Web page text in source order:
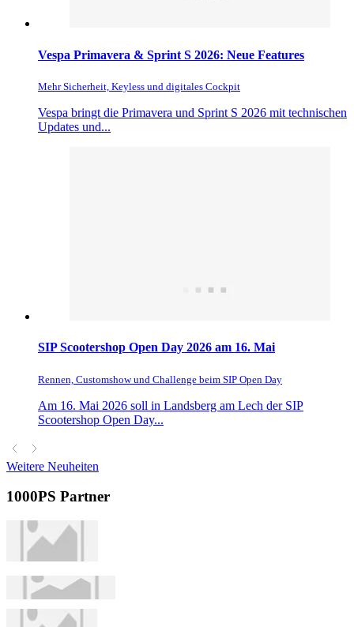
Vespa Primavera & Sprint S 2026: Neue Features
Mehr Sicherheit, Keyless und digitales Cockpit
Vespa bringt die Primavera und Sprint S 2026 mit technischen
Updates und...
SIP Scootershop Open Day 2026 am 16. Mai
Rennen, Customshow und Challenge beim SIP Open Day
Am 16. Mai 2026 soll in Landsberg am Lech der SIP
Scootershop Open Day...
Weitere Neuheiten
1000PS Partner